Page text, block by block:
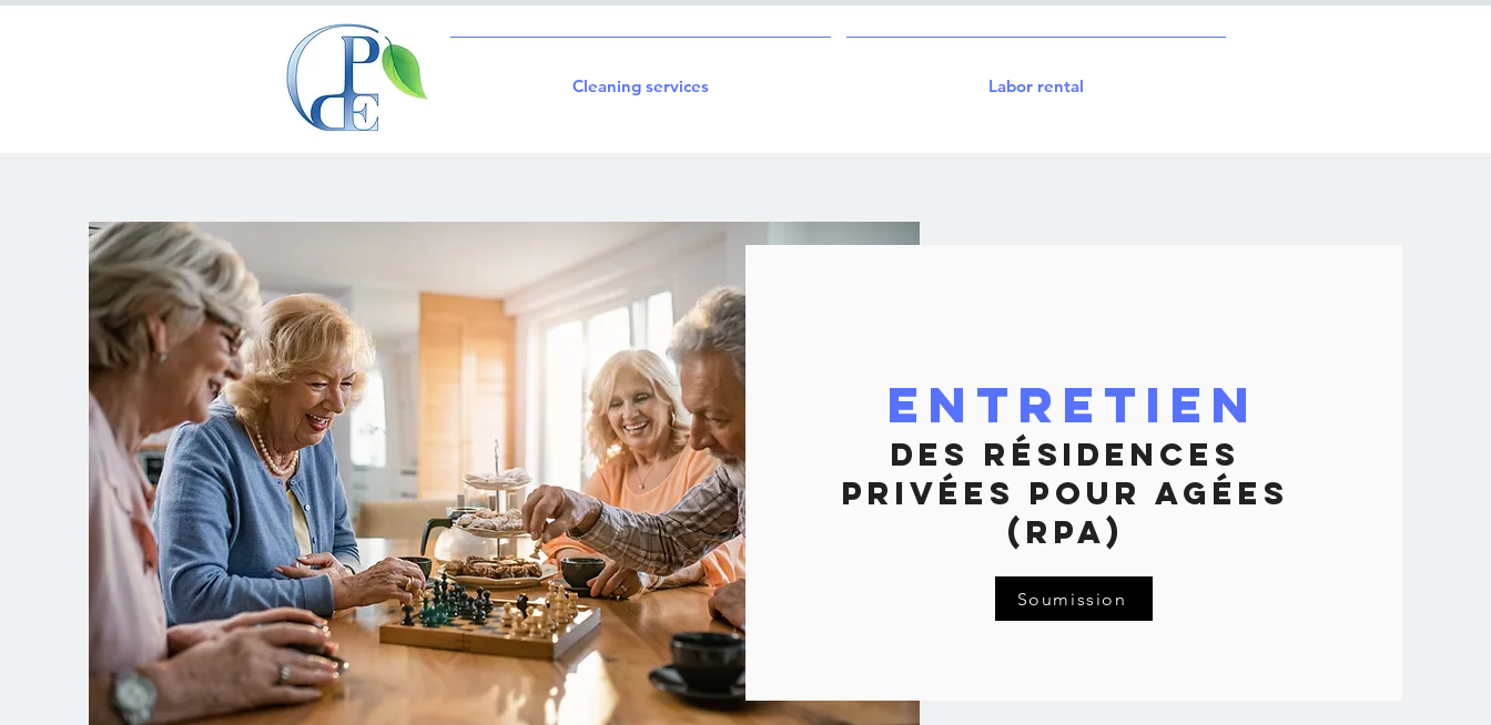
Cleaning services Labor rental
Entretien
DES Résidences
Privées pour Agées
(RPA)
Soumission